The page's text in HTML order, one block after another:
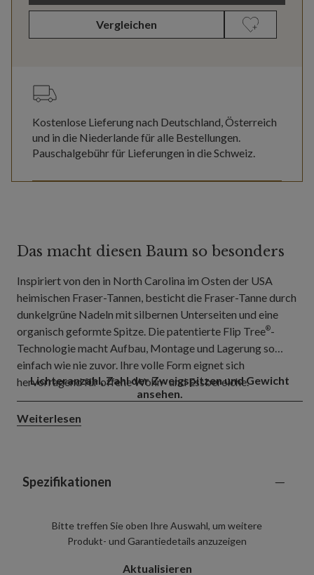
Vergleichen
Kostenlose Lieferung nach Deutschland, Österreich
und in die Niederlande für alle Bestellungen.
Pauschalgebühr für Lieferungen in die Schweiz.
Das macht diesen Baum so besonders
Inspiriert von den in North Carolina im Osten der USA
heimischen Fraser-Tannen, besticht die Fraser-Tanne durch
dunkelgrüne Nadeln mit silbernen Unterseiten und eine
organisch geformte Spitze. Die patentierte Flip Tree®-
Technologie macht Aufbau, Montage und Lagerung so
einfach wie nie zuvor. Ihre volle Form eignet sich
hervorragend für offene Wohn- und Essbereiche.
Lichteranzahl, Zahl der Zweigspitzen und Gewicht
ansehen.
Weiterlesen
Spezifikationen
Bitte treffen Sie oben Ihre Auswahl, um weitere
Produkt- und Garantiedetails anzuzeigen
Aktualisieren